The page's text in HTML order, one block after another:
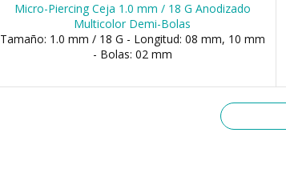
Micro-Piercing Ceja 1.0 mm / 18 G Anodizado
Multicolor Demi-Bolas
Tamaño: 1.0 mm / 18 G - Longitud: 08 mm, 10 mm
- Bolas: 02 mm